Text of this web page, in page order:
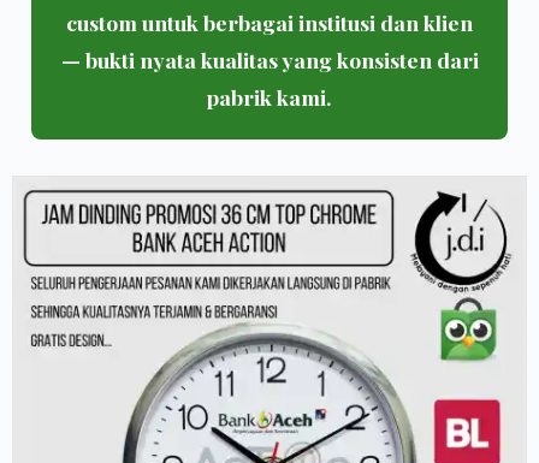
custom untuk berbagai institusi dan klien
— bukti nyata kualitas yang konsisten dari
pabrik kami.